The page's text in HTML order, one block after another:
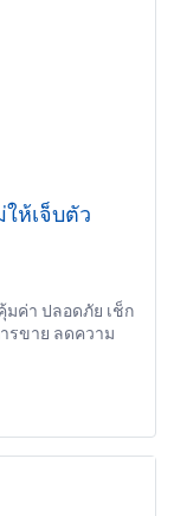
ให้เจ็บตัว
มค่า ปลอดภัย เช็ก
รขาย ลดความ